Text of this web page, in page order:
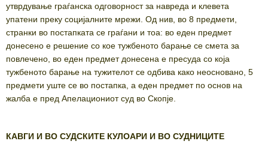
утврдување граѓанска одговорност за навреда и клевета
упатени преку социјалните мрежи. Од нив, во 8 предмети,
странки во постапката се граѓани и тоа: во еден предмет
донесено е решение со кое тужбеното барање се смета за
повлечено, во еден предмет донесена е пресуда со која
тужбеното барање на тужителот се одбива како неосновано, 5
предмети уште се во постапка, а еден предмет по основ на
жалба е пред Апелациониот суд во Скопје.
КАВГИ И ВО СУДСКИТЕ КУЛОАРИ И ВО СУДНИЦИТЕ